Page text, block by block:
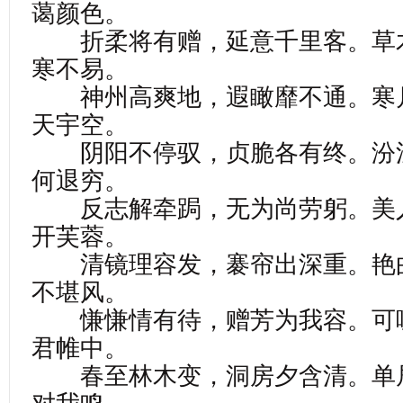
蔼颜色。
折柔将有赠，延意千里客。草
寒不易。
神州高爽地，遐瞰靡不通。寒
天宇空。
阴阳不停驭，贞脆各有终。汾
何退穷。
反志解牵跼，无为尚劳躬。美
开芙蓉。
清镜理容发，褰帘出深重。艳
不堪风。
慊慊情有待，赠芳为我容。可
君帷中。
春至林木变，洞房夕含清。单